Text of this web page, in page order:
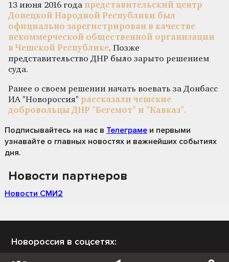
13 июня 2016 года представительский центр
Донецкой Народной Республики был
официально зарегистрирован в качестве
некоммерческой общественной организации
в Чешской Республике. Позже
представительство ДНР было зарыто решением
суда.
Ранее о своем решении начать воевать за Донбасс
ИА "Новороссия" рассказали чешские
добровольцы ДНР "Бегемот" и "Кавказ".
Подписывайтесь на нас в Телеграме и первыми
узнавайте о главных новостях и важнейших событиях
дня.
Новости партнеров
Новости СМИ2
Новороссия в соцсетях: